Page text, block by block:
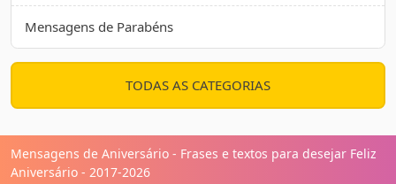
Mensagens de Parabéns
TODAS AS CATEGORIAS
Mensagens de Aniversário - Frases e textos para desejar Feliz
Aniversário - 2017-2026